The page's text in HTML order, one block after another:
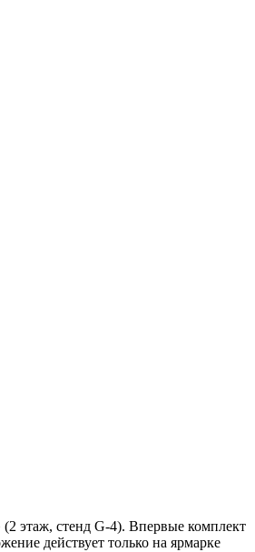
этаж, стенд G-4). Впервые комплект
действует только на ярмарке